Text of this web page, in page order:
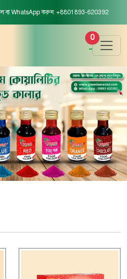
বা WhatsApp করুন: +8801893-620392
0